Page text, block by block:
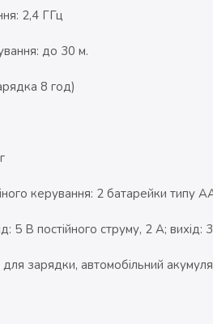
2,4 ГГц
до 30 м.
8 год)
керування: 2 батарейки типу
5 В постійного струму, 2 А; вихід:
зарядки, автомобільний